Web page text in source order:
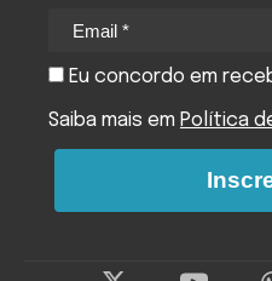
Eu concordo em
Saiba mais em Política